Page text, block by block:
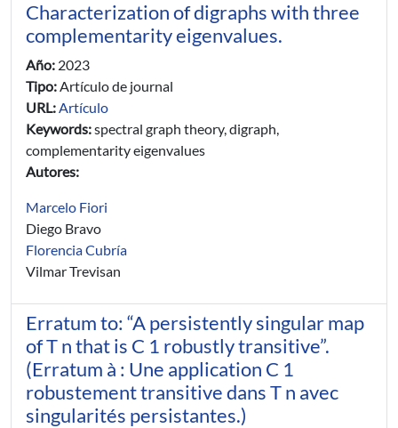
Characterization of digraphs with three
complementarity eigenvalues.
Año: 2023
Tipo:Artículo de journal
URL:Artículo
Keywords:spectral graph theory, digraph,
complementarity eigenvalues
Autores:
Marcelo Fiori
Diego Bravo
Florencia Cubría
Vilmar Trevisan
Erratum to: “A persistently singular map
of T n that is C 1 robustly transitive”.
(Erratum à : Une application C 1
robustement transitive dans T n avec
singularités persistantes.)